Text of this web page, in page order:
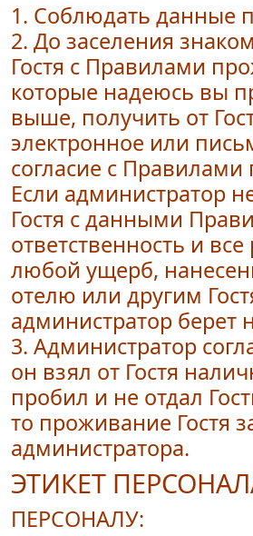
1. Соблюдать данные
2. До заселения
Гостя с Правилами
которые надеюсь вы
выше, получить от
электронное или
согласие с
Если администратор
Гостя с данными
ответственность и
любой ущерб,
отелю или другим
администратор берет
3. Администратор
он взял от Гостя
пробил и не отдал
то проживание Гостя
администратора.
ЭТИКЕТ
ПЕРСОНАЛУ: